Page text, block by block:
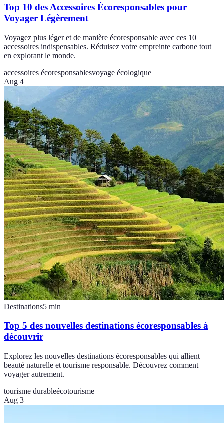
Top 10 des Accessoires Écoresponsables pour
Voyager Légèrement
Voyagez plus léger et de manière écoresponsable avec ces 10
accessoires indispensables. Réduisez votre empreinte carbone tout
en explorant le monde.
accessoires écoresponsablesvoyage écologique
Aug 4
Destinations5 min
Top 5 des nouvelles destinations écoresponsables à
découvrir
Explorez les nouvelles destinations écoresponsables qui allient
beauté naturelle et tourisme responsable. Découvrez comment
voyager autrement.
tourisme durableécotourisme
Aug 3